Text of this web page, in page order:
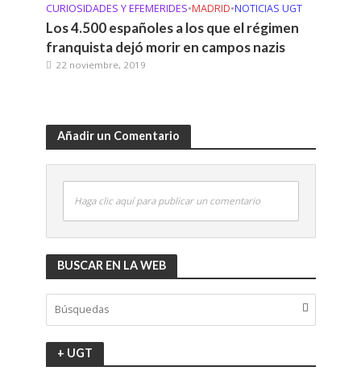
CURIOSIDADES Y EFEMERIDES•MADRID•NOTICIAS UGT
Los 4.500 españoles a los que el régimen
franquista dejó morir en campos nazis
22 noviembre, 2019
Añadir un Comentario
Haga clic aquí para publicar un comentario
BUSCAR EN LA WEB
+ UGT